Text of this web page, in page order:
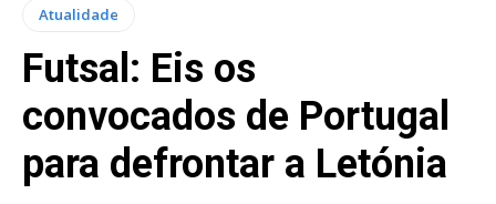
Atualidade
Futsal: Eis os
convocados de Portugal
para defrontar a Letónia